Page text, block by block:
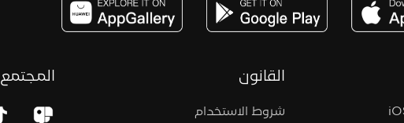
القانون
شروط الاستخدام
المجتمع